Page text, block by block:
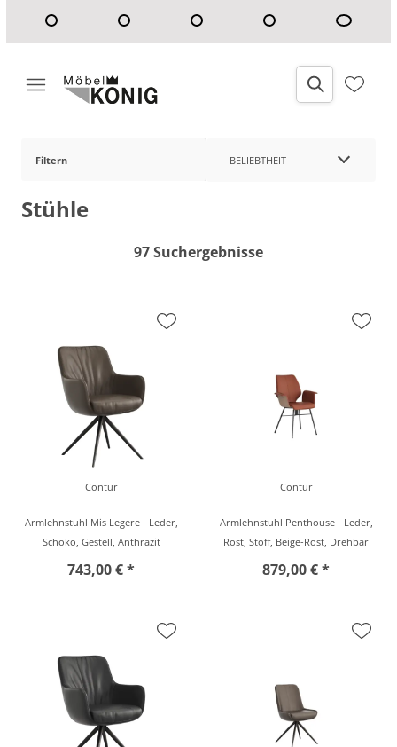
Filtern BELIEBTHEIT
Stühle
97 Suchergebnisse
Contur
Armlehnstuhl Mis Legere - Leder,
Schoko, Gestell, Anthrazit
743,00 € *
Contur
Armlehnstuhl Penthouse - Leder,
Rost, Stoff, Beige-Rost, Drehbar
879,00 € *